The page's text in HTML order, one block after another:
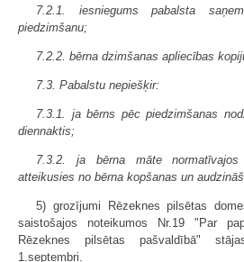
7.2.1. iesniegums pabalsta
piedzimšanu;
7.2.2. bērna dzimšanas apliecības
7.3. Pabalstu nepiešķir:
7.3.1. ja bērns pēc piedzimšanas
diennaktis;
7.3.2. ja bērna māte
atteikusies no bērna kopšanas un
5) grozījumi Rēzeknes pilsētas
saistošajos noteikumos Nr.19 "Par
Rēzeknes pilsētas pašvaldībā"
1.septembri.